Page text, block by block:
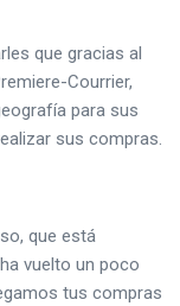
que gracias al
Courrier,
para sus
sus compras.
que está
vuelto un poco
tus compras